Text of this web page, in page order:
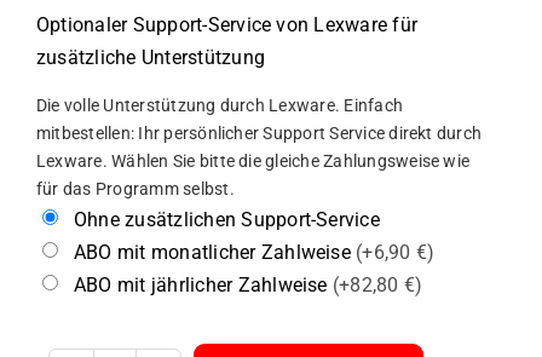
Optionaler Support-Service von Lexware für
zusätzliche Unterstützung
Die volle Unterstützung durch Lexware. Einfach
mitbestellen: Ihr persönlicher Support Service direkt durch
Lexware. Wählen Sie bitte die gleiche Zahlungsweise wie
für das Programm selbst.
Ohne zusätzlichen Support-Service
ABO mit monatlicher Zahlweise (+6,90 €)
ABO mit jährlicher Zahlweise (+82,80 €)